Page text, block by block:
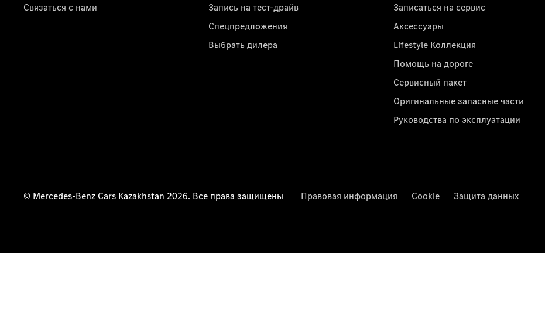
Связаться с нами
Запись на тест-драйв
Спецпредложения
Выбрать дилера
Записаться на сервис
Аксессуары
Lifestyle Коллекция
Помощь на дороге
Сервисный пакет
Оригинальные запасные части
Руководства по эксплуатации
© Mercedes-Benz Cars Kazakhstan 2026. Все права защищены Правовая информация Cookie Защита данных